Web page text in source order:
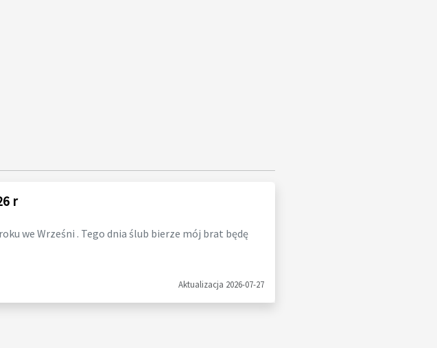
r
we Wrześni . Tego dnia ślub bierze mój brat będę
Aktualizacja 2026-07-27